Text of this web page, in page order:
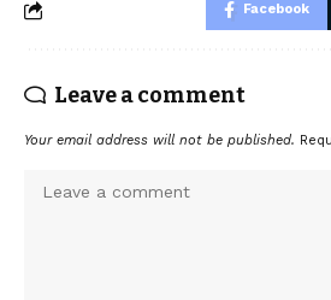
Facebook
Leave a comment
Your email address will not be published.